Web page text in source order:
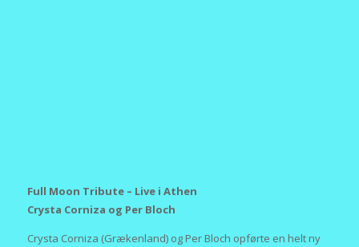
Full Moon Tribute – Live i Athen
Crysta Corniza og Per Bloch
Crysta Corniza (Grækenland) og Per Bloch opførte en helt ny